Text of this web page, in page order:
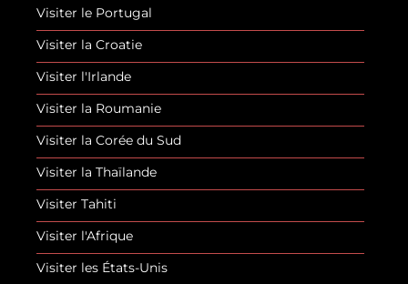
Visiter le Portugal
Visiter la Croatie
Visiter l'Irlande
Visiter la Roumanie
Visiter la Corée du Sud
Visiter la Thaïlande
Visiter Tahiti
Visiter l'Afrique
Visiter les États-Unis